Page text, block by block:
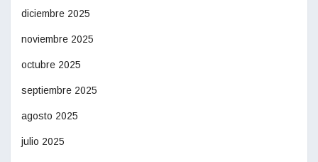
diciembre 2025
noviembre 2025
octubre 2025
septiembre 2025
agosto 2025
julio 2025